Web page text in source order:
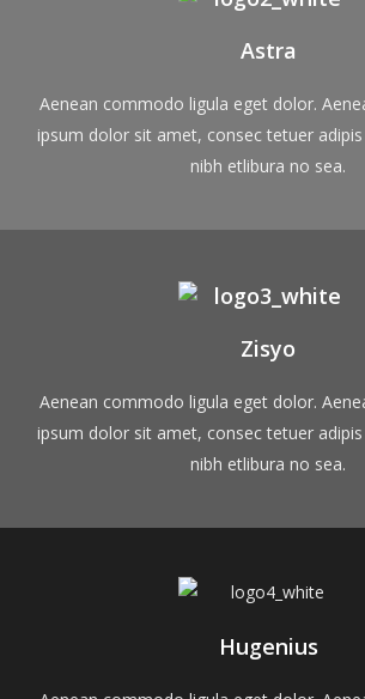
Astra
Aenean commodo ligula eget dolor.
ipsum dolor sit amet, consec tetuer
nibh etlibura no sea.
Zisyo
Aenean commodo ligula eget dolor.
ipsum dolor sit amet, consec tetuer
nibh etlibura no sea.
Hugenius